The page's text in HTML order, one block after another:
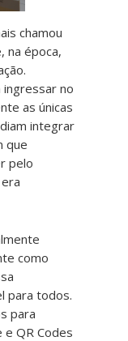
chamou
na época,
ingressar no
as únicas
integrar
que
pelo
como
para todos.
para
QR Codes